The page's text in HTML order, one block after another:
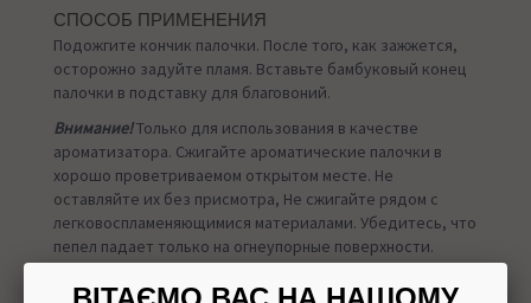
СПОСОБ ПРИМЕНЕНИЯ
Подожгите кончик палочки. После того, как зажжется,
осторожно задуйте пламя. Вставьте бамбуковый конец
палочки в подставку для благовоний.
Внимание!Только для использования в качестве
ароматизатора. Сжигайте ароматические палочки в
хорошо проветриваемом открытом месте. Не
оставляйте их без присмотра, Не сжигайте рядом с
легковоспламеняющимися материалами. Убедитесь, что
пепел падает только на огнеупорные поверхности.